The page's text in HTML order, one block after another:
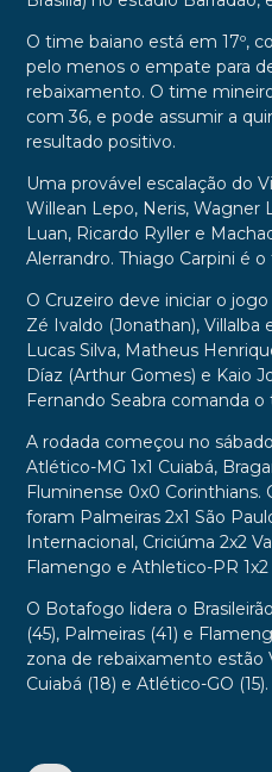
O time baiano está em 17º,
pelo menos o empate para
rebaixamento. O time
com 36, e pode assumir a
resultado positivo.
Uma provável escalação do
Willean Lepo, Neris, Wagner
Luan, Ricardo Ryller e
Alerrandro. Thiago Carpini é
O Cruzeiro deve iniciar o
Zé Ivaldo (Jonathan), Villalba
Lucas Silva, Matheus
Díaz (Arthur Gomes) e Kaio
Fernando Seabra comanda o
A rodada começou no
Atlético-MG 1x1 Cuiabá,
Fluminense 0x0
foram Palmeiras 2x1 São
Internacional, Criciúma 2x2
Flamengo e Athletico-PR
O Botafogo lidera o
(45), Palmeiras (41) e
zona de rebaixamento estão
Cuiabá (18) e Atlético-GO (15).